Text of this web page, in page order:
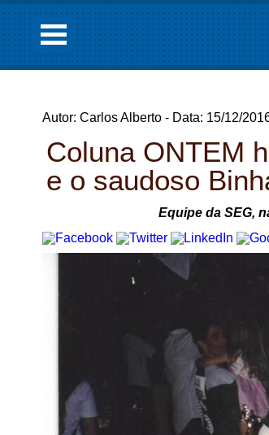
Autor: Carlos Alberto - Data: 15/12/
Coluna ONTEM
e o saudoso
Equipe da SEG,